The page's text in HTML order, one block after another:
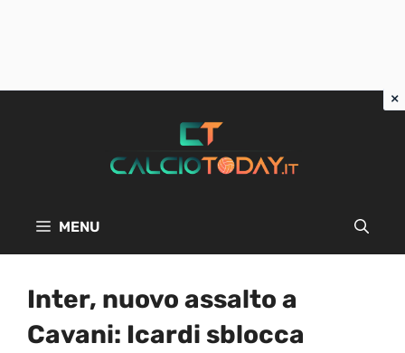
MENU
Inter, nuovo assalto a
Cavani: Icardi sblocca